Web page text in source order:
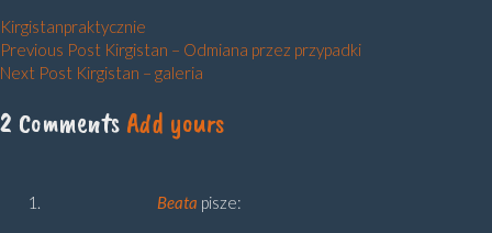
Kirgistanpraktycznie
Nawigacja
wpisu
Previous Post Kirgistan – Odmiana przez przypadki
Next Post Kirgistan – galeria
2 Comments Add yours
Beata pisze: